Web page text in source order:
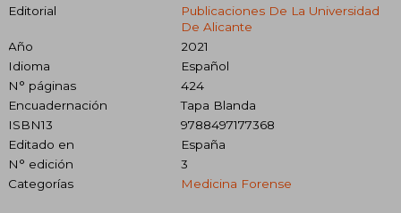
Editorial
Publicaciones De La Universidad
De Alicante
Año
2021
Idioma
Español
N° páginas
424
Encuadernación
Tapa Blanda
ISBN13
9788497177368
Editado en
España
N° edición
3
Categorías
Medicina Forense